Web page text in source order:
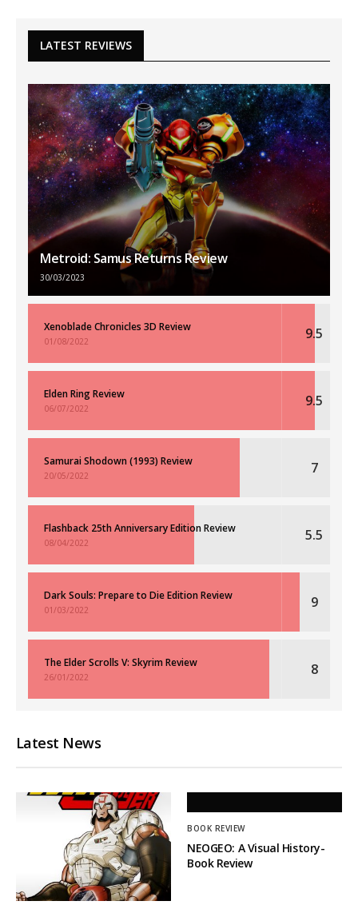
LATEST REVIEWS
Metroid: Samus Returns Review
30/03/2023
Xenoblade Chronicles 3D Review
01/08/2022 9.5
Elden Ring Review
06/07/2022 9.5
Samurai Shodown (1993) Review
20/05/2022 7
Flashback 25th Anniversary Edition Review
08/04/2022 5.5
Dark Souls: Prepare to Die Edition Review
01/03/2022 9
The Elder Scrolls V: Skyrim Review
26/01/2022 8
Latest News
BOOK REVIEW
NEOGEO: A Visual History-
Book Review